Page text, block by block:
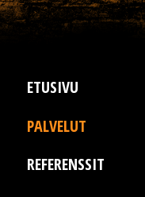
ETUSIVU
PALVELUT
REFERENSSIT